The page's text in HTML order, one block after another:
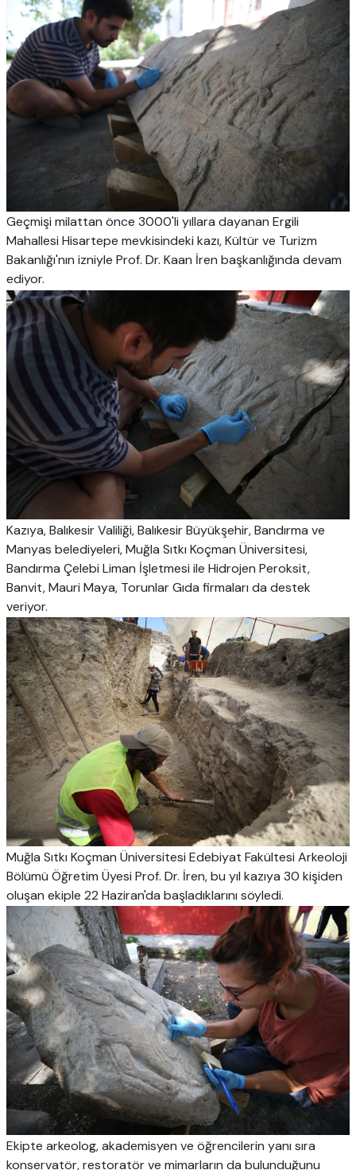
Geçmişi milattan önce 3000'li yıllara dayanan Ergili
Mahallesi Hisartepe mevkisindeki kazı, Kültür ve Turizm
Bakanlığı'nın izniyle Prof. Dr. Kaan İren başkanlığında devam
ediyor.
Kazıya, Balıkesir Valiliği, Balıkesir Büyükşehir, Bandırma ve
Manyas belediyeleri, Muğla Sıtkı Koçman Üniversitesi,
Bandırma Çelebi Liman İşletmesi ile Hidrojen Peroksit,
Banvit, Mauri Maya, Torunlar Gıda firmaları da destek
veriyor.
Muğla Sıtkı Koçman Üniversitesi Edebiyat Fakültesi Arkeoloji
Bölümü Öğretim Üyesi Prof. Dr. İren, bu yıl kazıya 30 kişiden
oluşan ekiple 22 Haziran'da başladıklarını söyledi.
Ekipte arkeolog, akademisyen ve öğrencilerin yanı sıra
konservatör, restoratör ve mimarların da bulunduğunu